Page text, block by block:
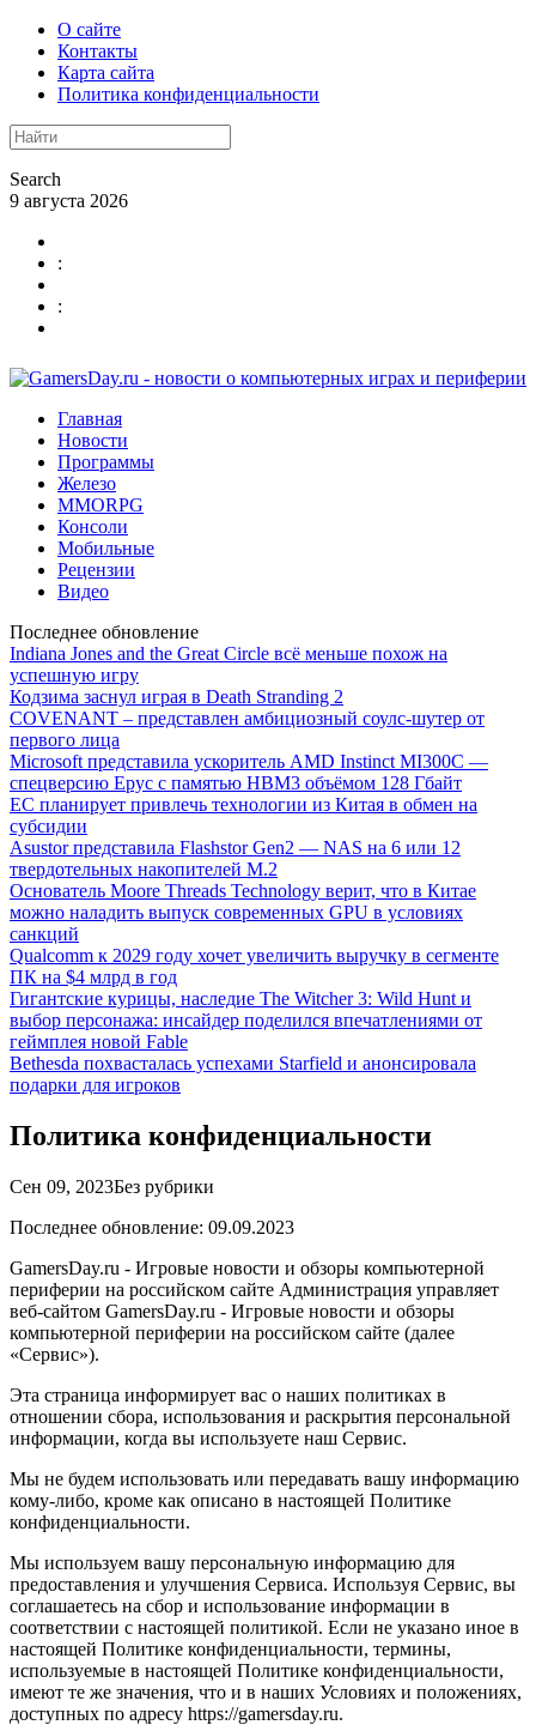
О сайте
Контакты
Карта сайта
Политика конфиденциальности
Search
9 августа 2026
:
:
Главная
Новости
Программы
Железо
MMORPG
Консоли
Мобильные
Рецензии
Видео
Последнее обновление
Indiana Jones and the Great Circle всё меньше похож на
успешную игру
Кодзима заснул играя в Death Stranding 2
COVENANT – представлен амбициозный соулс-шутер от
первого лица
Microsoft представила ускоритель AMD Instinct MI300C —
спецверсию Epyc с памятью HBM3 объёмом 128 Гбайт
ЕС планирует привлечь технологии из Китая в обмен на
субсидии
Asustor представила Flashstor Gen2 — NAS на 6 или 12
твердотельных накопителей M.2
Основатель Moore Threads Technology верит, что в Китае
можно наладить выпуск современных GPU в условиях
санкций
Qualcomm к 2029 году хочет увеличить выручку в сегменте
ПК на $4 млрд в год
Гигантские курицы, наследие The Witcher 3: Wild Hunt и
выбор персонажа: инсайдер поделился впечатлениями от
геймплея новой Fable
Bethesda похвасталась успехами Starfield и анонсировала
подарки для игроков
Политика конфиденциальности
Сен 09, 2023Без рубрики
Последнее обновление: 09.09.2023
GamersDay.ru - Игровые новости и обзоры компьютерной
периферии на российском сайте Администрация управляет
веб-сайтом GamersDay.ru - Игровые новости и обзоры
компьютерной периферии на российском сайте (далее
«Сервис»).
Эта страница информирует вас о наших политиках в
отношении сбора, использования и раскрытия персональной
информации, когда вы используете наш Сервис.
Мы не будем использовать или передавать вашу информацию
кому-либо, кроме как описано в настоящей Политике
конфиденциальности.
Мы используем вашу персональную информацию для
предоставления и улучшения Сервиса. Используя Сервис, вы
соглашаетесь на сбор и использование информации в
соответствии с настоящей политикой. Если не указано иное в
настоящей Политике конфиденциальности, термины,
используемые в настоящей Политике конфиденциальности,
имеют те же значения, что и в наших Условиях и положениях,
доступных по адресу https://gamersday.ru.